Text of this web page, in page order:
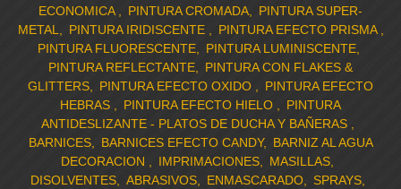
ECONOMICA
PINTURA CROMADA
PINTURA SUPER-
METAL
PINTURA IRIDISCENTE
PINTURA EFECTO PRISMA
PINTURA FLUORESCENTE
PINTURA LUMINISCENTE
PINTURA REFLECTANTE
PINTURA CON FLAKES &
GLITTERS
PINTURA EFECTO OXIDO
PINTURA EFECTO
HEBRAS
PINTURA EFECTO HIELO
PINTURA
ANTIDESLIZANTE - PLATOS DE DUCHA Y BAÑERAS
BARNICES
BARNICES EFECTO CANDY
BARNIZ AL AGUA
DECORACION
IMPRIMACIONES
MASILLAS
DISOLVENTES
ABRASIVOS ENMASCARADO
SPRAYS